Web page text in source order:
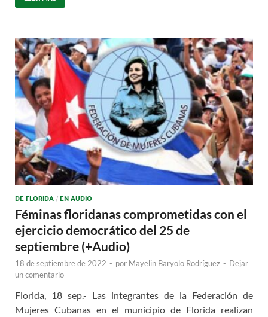
DE FLORIDA / EN AUDIO
Féminas floridanas comprometidas con el
ejercicio democrático del 25 de
septiembre (+Audio)
18 de septiembre de 2022 - por Mayelin Baryolo Rodríguez - Dejar
un comentario
Florida, 18 sep.- Las integrantes de la Federación de
Mujeres Cubanas en el municipio de Florida realizan